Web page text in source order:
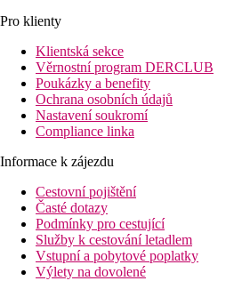
Pro klienty
Klientská sekce
Věrnostní program DERCLUB
Poukázky a benefity
Ochrana osobních údajů
Nastavení soukromí
Compliance linka
Informace k zájezdu
Cestovní pojištění
Časté dotazy
Podmínky pro cestující
Služby k cestování letadlem
Vstupní a pobytové poplatky
Výlety na dovolené